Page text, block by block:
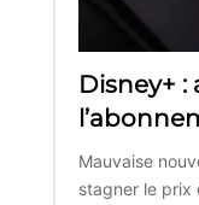
Disney+
Mauvaise
stagner le prix